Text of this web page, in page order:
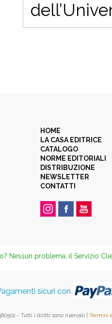
HOME
LA CASA EDITRICE
CATALOGO
NORME EDITORIALI
DISTRIBUZIONE
NEWSLETTER
CONTATTI
Nessun problema, il Servizio
sicuri con
- Tutti i diritti sono riservati | Termini